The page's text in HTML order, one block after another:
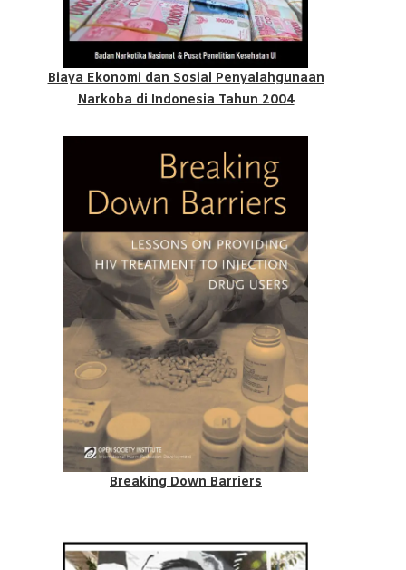
Biaya Ekonomi dan Sosial Penyalahgunaan
Narkoba di Indonesia Tahun 2004
Breaking Down Barriers